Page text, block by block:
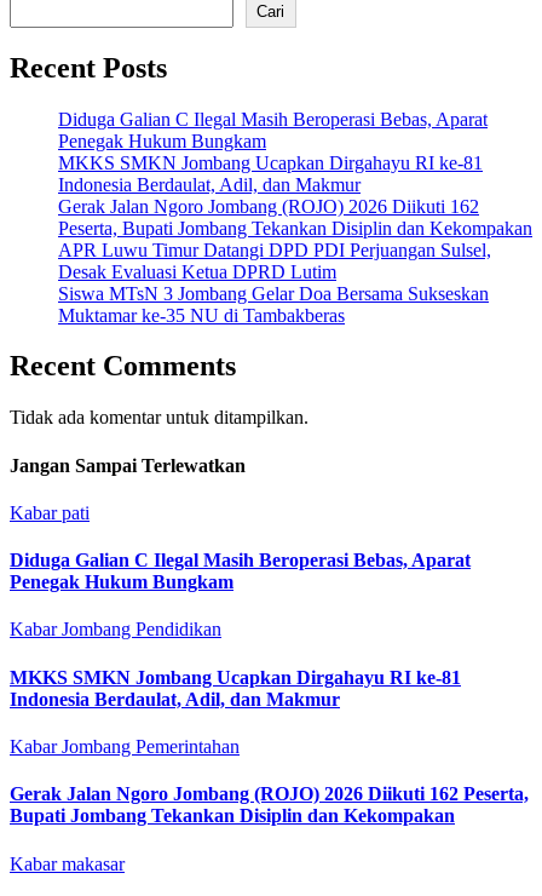
Cari
Recent Posts
Diduga Galian C Ilegal Masih Beroperasi Bebas, Aparat
Penegak Hukum Bungkam
MKKS SMKN Jombang Ucapkan Dirgahayu RI ke-81
Indonesia Berdaulat, Adil, dan Makmur
Gerak Jalan Ngoro Jombang (ROJO) 2026 Diikuti 162
Peserta, Bupati Jombang Tekankan Disiplin dan Kekompakan
APR Luwu Timur Datangi DPD PDI Perjuangan Sulsel,
Desak Evaluasi Ketua DPRD Lutim
Siswa MTsN 3 Jombang Gelar Doa Bersama Sukseskan
Muktamar ke-35 NU di Tambakberas
Recent Comments
Tidak ada komentar untuk ditampilkan.
Jangan Sampai Terlewatkan
Kabar pati
Diduga Galian C Ilegal Masih Beroperasi Bebas, Aparat
Penegak Hukum Bungkam
Kabar Jombang Pendidikan
MKKS SMKN Jombang Ucapkan Dirgahayu RI ke-81
Indonesia Berdaulat, Adil, dan Makmur
Kabar Jombang Pemerintahan
Gerak Jalan Ngoro Jombang (ROJO) 2026 Diikuti 162 Peserta,
Bupati Jombang Tekankan Disiplin dan Kekompakan
Kabar makasar